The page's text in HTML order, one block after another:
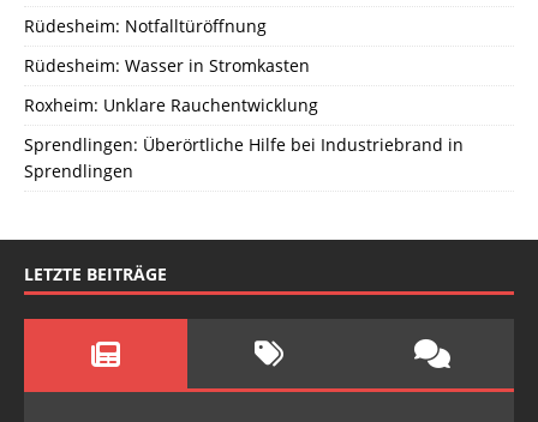
Rüdesheim: Notfalltüröffnung
Rüdesheim: Wasser in Stromkasten
Roxheim: Unklare Rauchentwicklung
Sprendlingen: Überörtliche Hilfe bei Industriebrand in
Sprendlingen
LETZTE BEITRÄGE